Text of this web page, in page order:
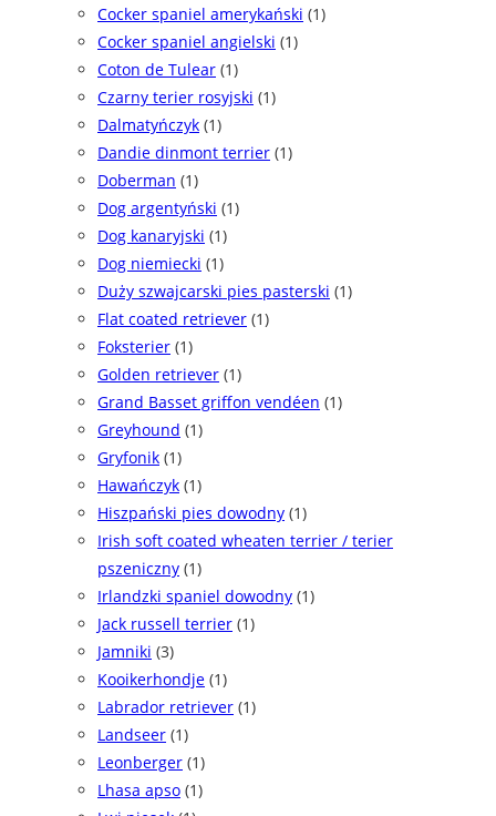
Cocker spaniel amerykański (1)
Cocker spaniel angielski (1)
Coton de Tulear (1)
Czarny terier rosyjski (1)
Dalmatyńczyk (1)
Dandie dinmont terrier (1)
Doberman (1)
Dog argentyński (1)
Dog kanaryjski (1)
Dog niemiecki (1)
Duży szwajcarski pies pasterski (1)
Flat coated retriever (1)
Foksterier (1)
Golden retriever (1)
Grand Basset griffon vendéen (1)
Greyhound (1)
Gryfonik (1)
Hawańczyk (1)
Hiszpański pies dowodny (1)
Irish soft coated wheaten terrier / terier
pszeniczny (1)
Irlandzki spaniel dowodny (1)
Jack russell terrier (1)
Jamniki (3)
Kooikerhondje (1)
Labrador retriever (1)
Landseer (1)
Leonberger (1)
Lhasa apso (1)